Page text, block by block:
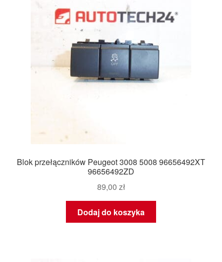
Blok przełączników Peugeot 3008 5008 96656492XT
96656492ZD
89,00 zł
Dodaj do koszyka